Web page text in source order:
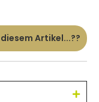
Artikel...??